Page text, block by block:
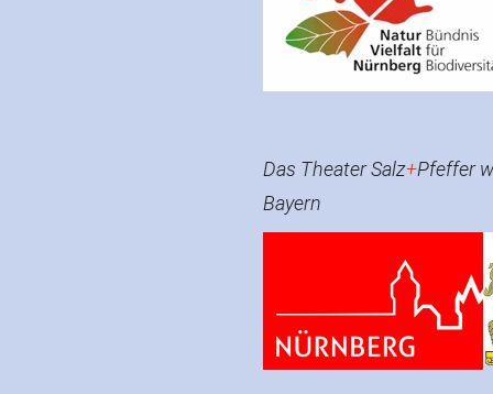
Das Theater Salz+Pfeffer
Bayern